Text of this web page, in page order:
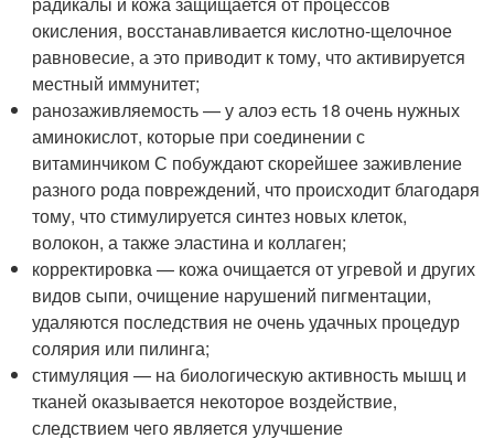
окисления, восстанавливается кислотно-щелочное
равновесие, а это приводит к тому, что активируется
местный иммунитет;
ранозаживляемость — у алоэ есть 18 очень нужных
аминокислот, которые при соединении с
витаминчиком С побуждают скорейшее заживление
разного рода повреждений, что происходит благодаря
тому, что стимулируется синтез новых клеток,
волокон, а также эластина и коллаген;
корректировка — кожа очищается от угревой и других
видов сыпи, очищение нарушений пигментации,
удаляются последствия не очень удачных процедур
солярия или пилинга;
стимуляция — на биологическую активность мышц и
тканей оказывается некоторое воздействие,
следствием чего является улучшение